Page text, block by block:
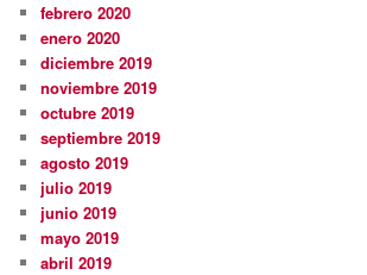
febrero 2020
enero 2020
diciembre 2019
noviembre 2019
octubre 2019
septiembre 2019
agosto 2019
julio 2019
junio 2019
mayo 2019
abril 2019